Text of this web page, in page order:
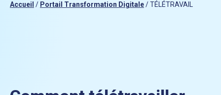
Accueil / Portail Transformation Digitale/TÉLÉTRAVAIL